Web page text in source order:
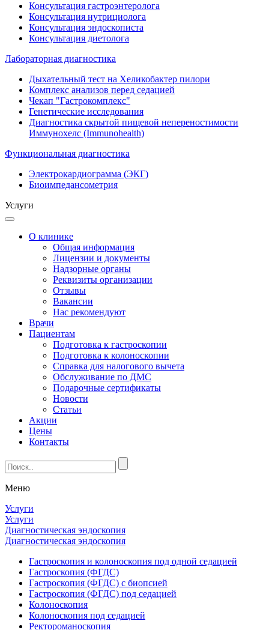
Консультация гастроэнтеролога
Консультация нутрициолога
Консультация эндоскописта
Консультация диетолога
Лабораторная диагностика
Дыхательный тест на Хеликобактер пилори
Комплекс анализов перед седацией
Чекап "Гастрокомплекс"
Генетические исследования
Диагностика скрытой пищевой непереностимости
Иммунохелс (Immunohealth)
Функциональная диагностика
Электрокардиограмма (ЭКГ)
Биоимпедансометрия
Услуги
О клинике
Общая информация
Лицензии и документы
Надзорные органы
Реквизиты организации
Отзывы
Вакансии
Нас рекомендуют
Врачи
Пациентам
Подготовка к гастроскопии
Подготовка к колоноскопии
Справка для налогового вычета
Обслуживание по ДМС
Подарочные сертификаты
Новости
Статьи
Акции
Цены
Контакты
Меню
Услуги
Услуги
Диагностическая эндоскопия
Диагностическая эндоскопия
Гастроскопия и колоноскопия под одной седацией
Гастроскопия (ФГДС)
Гастроскопия (ФГДС) с биопсией
Гастроскопия (ФГДС) под седацией
Колоноскопия
Колоноскопия под седацией
Ректороманоскопия